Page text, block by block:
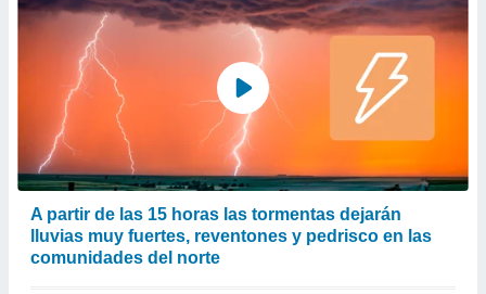
A partir de las 15 horas las tormentas dejarán
lluvias muy fuertes, reventones y pedrisco en las
comunidades del norte